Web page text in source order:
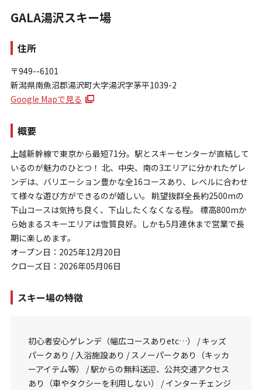
お問い合わせ
特定商取引法に基づく表示
GALA湯沢スキー場
住所
〒949--6101
新潟県南魚沼郡湯沢町大字湯沢字茅平1039-2
Google Mapで見る
概要
上越新幹線で東京から最短71分。駅とスキーセンターが直結して
いるのが魅力のひとつ！ 北、中央、南の3エリアに分かれたゲレ
ンデは、バリエーション豊かな全16コースあり、レベルに合わせ
て様々な遊び方ができるのが嬉しい。 眺望抜群全長約2500mの
下山コースは気持ち良く、下山したくなくなる程。 標高800mか
ら始まるスキーエリアは雪質良好。しかも5月連休まで営業で長
期に楽しめます。
オープン日：2025年12月20日
クローズ日：2026年05月06日
スキー場の特徴
初心者安心ゲレンデ（幅広コースありetc…） / キッズ
パークあり / 入浴施設あり / スノーパークあり（キッカ
ーアイテム等） / 駅からの無料送迎、公共交通アクセス
あり（車やタクシーを利用しない） / インターチェンジ